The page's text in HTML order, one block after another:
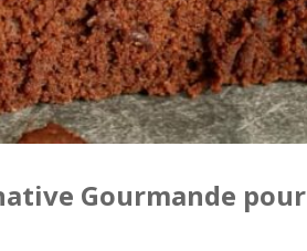
Gourmande pour